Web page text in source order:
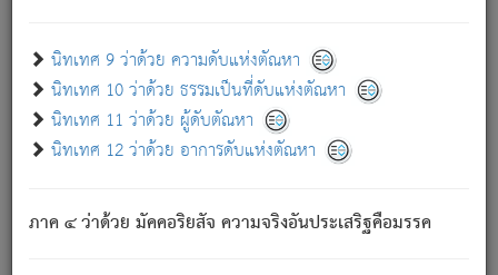
นิทเทศ 9 ว่าด้วย ความดับแห่งตัณหา
นิทเทศ 10 ว่าด้วย ธรรมเป็นที่ดับแห่งตัณหา
นิทเทศ 11 ว่าด้วย ผู้ดับตัณหา
นิทเทศ 12 ว่าด้วย อาการดับแห่งตัณหา
ภาค ๔ ว่าด้วย มัคคอริยสัจ ความจริงอันประเสริฐคือมรรค
- อุ.ขุ. ๒๕/๑๒๑/๘๔.
(ข้อความนี้ เป็นพระพุทธอุทานที่ทรงเปล่งออก ที่โคนต้นโพธิ์
เป็นที่ตรัสรู้ เมื่อตรัสรู้แล้วได้ 7 วัน)